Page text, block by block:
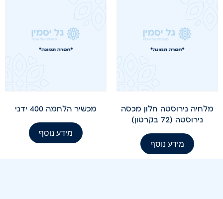
מלחיה נירוסטה חלון מכסה
נירוסטה (72 בקרטון)
מידע נוסף
מכשיר הלחמה 400 ידני
מידע נוסף